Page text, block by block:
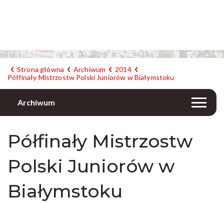
Strona główna Archiwum
2014
Półfinały Mistrzostw Polski Juniorów w Białymstoku
Archiwum
Półfinały Mistrzostw
Polski Juniorów w
Białymstoku